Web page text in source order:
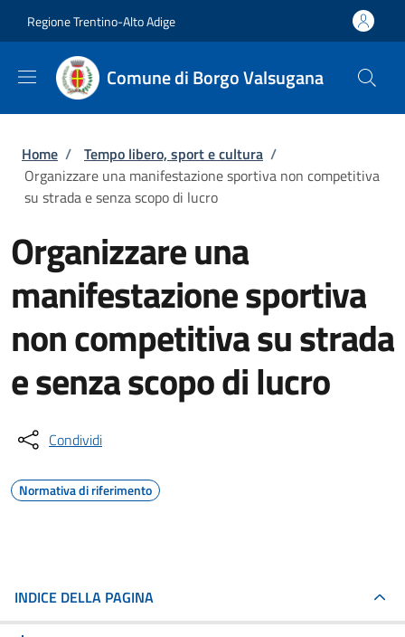
Regione Trentino-Alto Adige
Comune di Borgo Valsugana
Briciole di pane
Home / Tempo libero, sport e cultura /
Organizzare una manifestazione sportiva non competitiva
su strada e senza scopo di lucro
Organizzare una
manifestazione sportiva
non competitiva su strada
e senza scopo di lucro
Condividi
Normativa di riferimento
INDICE DELLA PAGINA